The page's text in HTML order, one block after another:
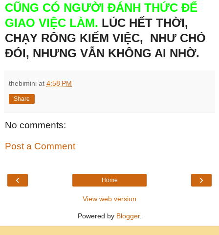
CŨNG CÓ NGƯỜI ĐÁNH THỨC ĐỂ
GIAO VIỆC LÀM. LÚC HẾT THỜI,
CHẠY RÔNG KIẾM VIỆC, NHƯ CHÓ
ĐÓI, NHƯNG VẪN KHÔNG AI NHỜ.
thebimini at 4:58 PM
Share
No comments:
Post a Comment
‹ ›
Home
View web version
Powered by Blogger.